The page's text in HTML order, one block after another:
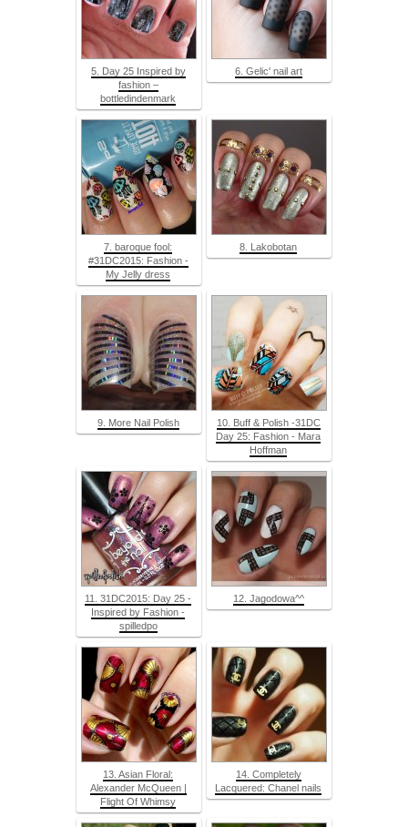
5. Day 25 Inspired by
fashion –
bottledindenmark
6. Gelic' nail art
7. baroque fool:
#31DC2015: Fashion -
My Jelly dress
8. Lakobotan
9. More Nail Polish
10. Buff & Polish -31DC
Day 25: Fashion - Mara
Hoffman
11. 31DC2015: Day 25 -
Inspired by Fashion -
spilledpo
12. Jagodowa^^
13. Asian Floral:
Alexander McQueen |
Flight Of Whimsy
14. Completely
Lacquered: Chanel nails